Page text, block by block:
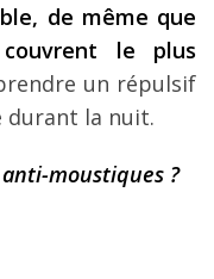
de même que
le plus
un répulsif
durant la nuit.
moustiques ?